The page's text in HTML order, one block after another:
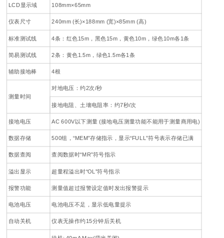
LCD显示域 108mm×65mm
仪表尺寸 240mm (长)×188mm (宽)×85mm (高)
标准测试线 4条：红色15m，黑色15m，黄色10m，绿色10m各1条
简易测试线 2条：黄色1.5m，绿色1.5m各1条
辅助接地棒 4根
测量时间
对地电压：约2次/秒
接地电阻、土壤电阻率：约7秒/次
接地电压 AC 600V以下测量 (接地电压测量功能不能用于测量商用电)
数据存储 500组，“MEM”存储指示，显示“FULL”符号表示存储已满
数据查阅 查阅数据时“MR”符号指示
溢出显示 超量程溢出时“OL”符号指示
报警功能 测量值超过报警设定值时发出报警提示
电池电压 电池电压不足，显示低电量提示
自动关机 仪表无操作约15分钟后关机